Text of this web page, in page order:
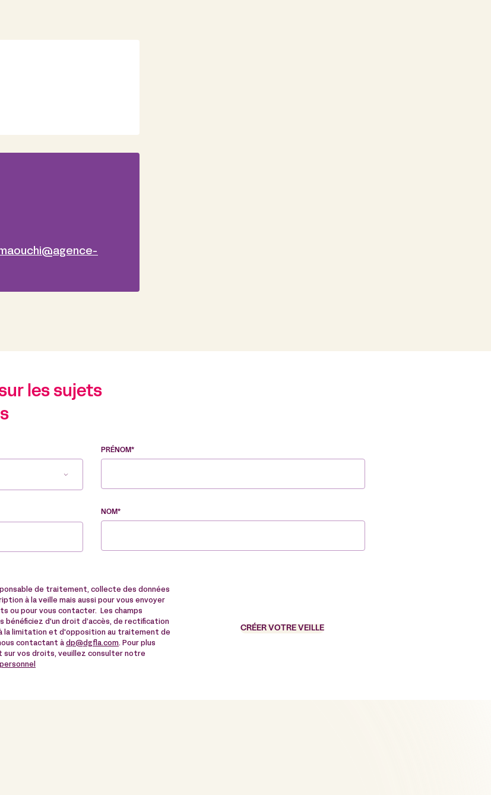
les sujets
PRÉNOM*
NOM*
de traitement, collecte des données
à la veille mais aussi pour vous envoyer
ou pour vous contacter. Les champs
bénéficiez d'un droit d’accès, de rectification
la limitation et d'opposition au traitement de
contactant à dp@dgfla.com. Pour plus
vos droits, veuillez consulter notre
CRÉER VOTRE VEILLE